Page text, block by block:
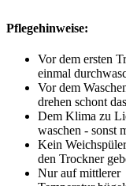
Pflegehinweise:
Vor dem ersten
einmal
Vor dem
drehen schont
Dem Klima zu
waschen - sonst
Kein
den Trockner
Nur auf mittlerer